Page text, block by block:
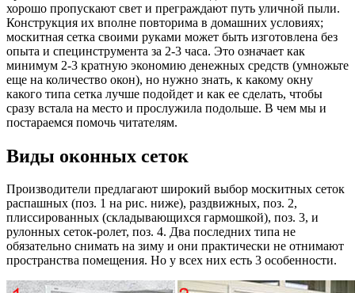
хорошо пропускают свет и преграждают путь уличной пыли.
Конструкция их вполне повторима в домашних условиях;
москитная сетка своими руками может быть изготовлена без
опыта и специнструмента за 2-3 часа. Это означает как
минимум 2-3 кратную экономию денежных средств (умножьте
еще на количество окон), но нужно знать, к какому окну
какого типа сетка лучше подойдет и как ее сделать, чтобы
сразу встала на место и прослужила подольше. В чем мы и
постараемся помочь читателям.
Виды оконных сеток
Производители предлагают широкий выбор москитных сеток
распашных (поз. 1 на рис. ниже), раздвижных, поз. 2,
плиссированных (складывающихся гармошкой), поз. 3, и
рулонных сеток-ролет, поз. 4. Два последних типа не
обязательно снимать на зиму и они практически не отнимают
пространства помещения. Но у всех них есть 3 особенности.